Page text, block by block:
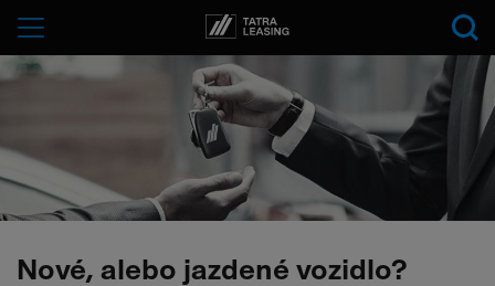
Menu
Tatra-
Nové, alebo jazdené vozidlo?